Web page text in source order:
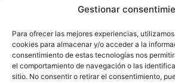
Gestionar
Para ofrecer las mejores experiencias,
cookies para almacenar y/o acceder a la
consentimiento de estas tecnologías nos
el comportamiento de navegación o las
sitio. No consentir o retirar el consentimiento,
Servicios
Blog
Contacto